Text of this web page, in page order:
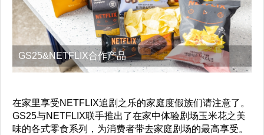
GS25&NETFLIX合作产品
在家里享受NETFLIX追剧之乐的家庭度假族们请注意了。
GS25与NETFLIX联手推出了在家中体验剧场玉米花之美
味的各式零食系列，为消费者带去家庭剧场的最高享受。